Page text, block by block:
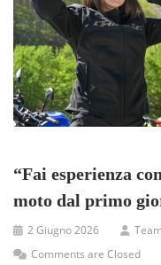
“Fai esperienza
moto dal primo
2 Giugno 2026
Comments are Closed